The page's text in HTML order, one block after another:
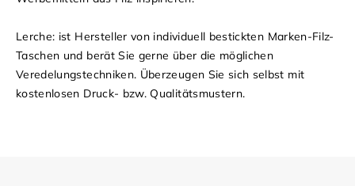
Lerche: ist Hersteller von individuell bestickten Marken-Filz-
Taschen und berät Sie gerne über die möglichen
Veredelungstechniken. Überzeugen Sie sich selbst mit
kostenlosen Druck- bzw. Qualitätsmustern.